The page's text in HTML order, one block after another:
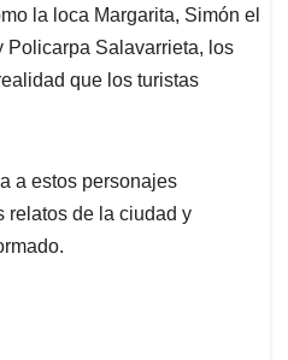
la loca Margarita, Simón el
Policarpa Salavarrieta, los
que los turistas
a estos personajes
relatos de la ciudad y